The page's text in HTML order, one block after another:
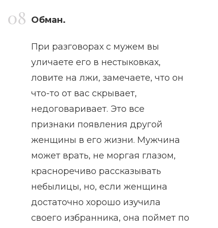
Обман.
При разговорах с мужем вы
уличаете его в нестыковках,
ловите на лжи, замечаете, что он
что-то от вас скрывает,
недоговаривает. Это все
признаки появления другой
женщины в его жизни. Мужчина
может врать, не моргая глазом,
красноречиво рассказывать
небылицы, но, если женщина
достаточно хорошо изучила
своего избранника, она поймет по